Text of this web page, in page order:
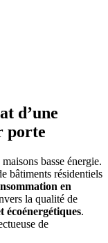
d’une
porte
basse énergie.
bâtiments résidentiels
en
la qualité de
écoénergétiques.
de